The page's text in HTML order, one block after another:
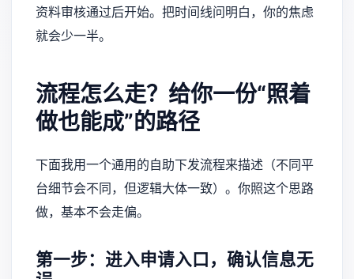
资料审核通过后开始。把时间线问明白，你的焦虑
就会少一半。
流程怎么走？给你一份“照着
做也能成”的路径
下面我用一个通用的自助下发流程来描述（不同平
台细节会不同，但逻辑大体一致）。你照这个思路
做，基本不会走偏。
第一步：进入申请入口，确认信息无